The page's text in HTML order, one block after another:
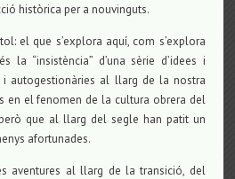
històrica per a nouvinguts.
el que s’explora aquí, com s’explora
la “insistència” d’una sèrie d’idees i
i autogestionàries al llarg de la nostra
en el fenomen de la cultura obrera del
que al llarg del segle han patit un
afortunades.
aventures al llarg de la transició, del